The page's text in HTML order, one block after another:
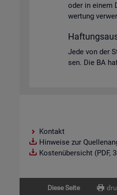
oder in einem
wer­tung
Jede von der
sen. Die BA
Kontakt
Hinweise zur
Kostenübersicht (PDF,
Diese Seite